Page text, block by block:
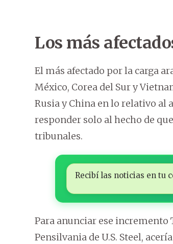
Los más
El más afectado por la carga
México, Corea del Sur y
Rusia y China en lo relativo al
responder solo al hecho de
tribunales.
Recibí las noticias en tu
Para anunciar ese
Pensilvania de U.S. Steel,